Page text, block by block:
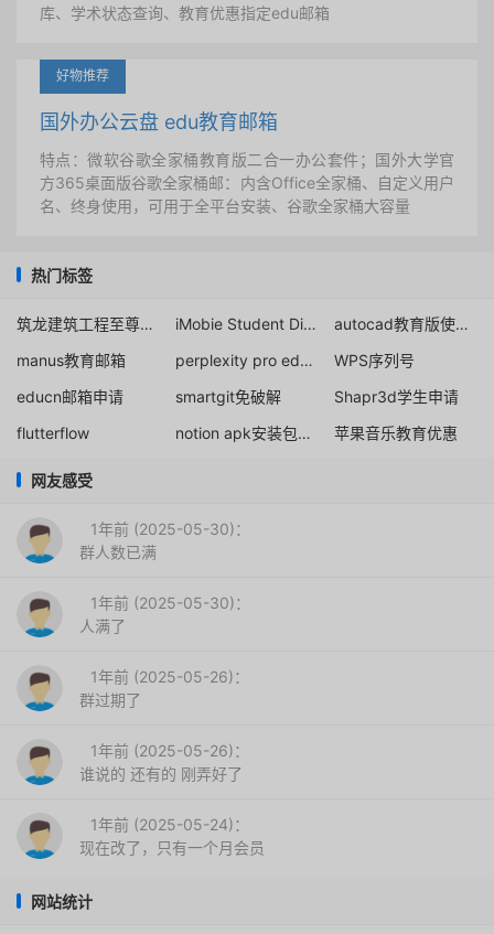
库、学术状态查询、教育优惠指定edu邮箱
好物推荐
国外办公云盘 edu教育邮箱
特点：微软谷歌全家桶教育版二合一办公套件；国外大学官
方365桌面版谷歌全家桶邮：内含Office全家桶、自定义用户
名、终身使用，可用于全平台安装、谷歌全家桶大容量
热门标签
筑龙建筑工程至尊套餐 iMobie Student Discounts
autocad教育版使用时间官方1年
manus教育邮箱
perplexity pro education discount
WPS序列号
educn邮箱申请
smartgit免破解
Shapr3d学生申请
flutterflow
notion apk安装包下载 苹果音乐教育优惠
网友感受
1年前 (2025-05-30)：
群人数已满
1年前 (2025-05-30)：
人满了
1年前 (2025-05-26)：
群过期了
1年前 (2025-05-26)：
谁说的 还有的 刚弄好了
1年前 (2025-05-24)：
现在改了，只有一个月会员
网站统计